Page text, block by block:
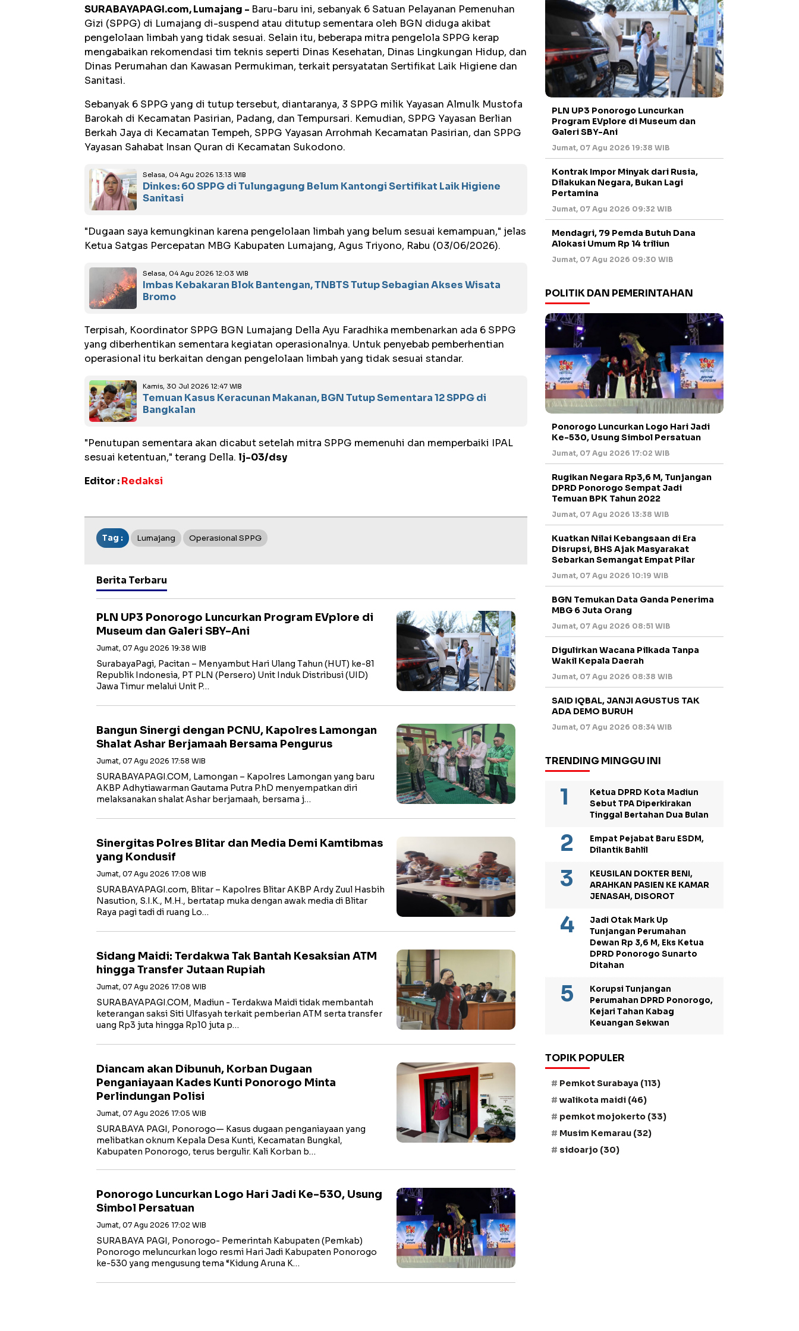
SURABAYAPAGI.com, Lumajang - Baru-baru ini, sebanyak 6 Satuan Pelayanan Pemenuhan
Gizi (SPPG) di Lumajang di-suspend atau ditutup sementara oleh BGN diduga akibat
pengelolaan limbah yang tidak sesuai. Selain itu, beberapa mitra pengelola SPPG kerap
mengabaikan rekomendasi tim teknis seperti Dinas Kesehatan, Dinas Lingkungan Hidup, dan
Dinas Perumahan dan Kawasan Permukiman, terkait persyatatan Sertifikat Laik Higiene dan
Sanitasi.
Sebanyak 6 SPPG yang di tutup tersebut, diantaranya, 3 SPPG milik Yayasan Almulk Mustofa
Barokah di Kecamatan Pasirian, Padang, dan Tempursari. Kemudian, SPPG Yayasan Berlian
Berkah Jaya di Kecamatan Tempeh, SPPG Yayasan Arrohmah Kecamatan Pasirian, dan SPPG
Yayasan Sahabat Insan Quran di Kecamatan Sukodono.
Selasa, 04 Agu 2026 13:13 WIB
Dinkes: 60 SPPG di Tulungagung Belum Kantongi Sertifikat Laik Higiene
Sanitasi
"Dugaan saya kemungkinan karena pengelolaan limbah yang belum sesuai kemampuan," jelas
Ketua Satgas Percepatan MBG Kabupaten Lumajang, Agus Triyono, Rabu (03/06/2026).
Selasa, 04 Agu 2026 12:03 WIB
Imbas Kebakaran Blok Bantengan, TNBTS Tutup Sebagian Akses Wisata
Bromo
Terpisah, Koordinator SPPG BGN Lumajang Della Ayu Faradhika membenarkan ada 6 SPPG
yang diberhentikan sementara kegiatan operasionalnya. Untuk penyebab pemberhentian
operasional itu berkaitan dengan pengelolaan limbah yang tidak sesuai standar.
Kamis, 30 Jul 2026 12:47 WIB
Temuan Kasus Keracunan Makanan, BGN Tutup Sementara 12 SPPG di
Bangkalan
"Penutupan sementara akan dicabut setelah mitra SPPG memenuhi dan memperbaiki IPAL
sesuai ketentuan," terang Della. lj-03/dsy
Editor :Redaksi
Tag : Lumajang Operasional SPPG
Berita Terbaru
PLN UP3 Ponorogo Luncurkan Program EVplore di
Museum dan Galeri SBY-Ani
Jumat, 07 Agu 2026 19:38 WIB
SurabayaPagi, Pacitan – Menyambut Hari Ulang Tahun (HUT) ke-81
Republik Indonesia, PT PLN (Persero) Unit Induk Distribusi (UID)
Jawa Timur melalui Unit P…
Bangun Sinergi dengan PCNU, Kapolres Lamongan
Shalat Ashar Berjamaah Bersama Pengurus
Jumat, 07 Agu 2026 17:58 WIB
SURABAYAPAGI.COM, Lamongan – Kapolres Lamongan yang baru
AKBP Adhytiawarman Gautama Putra P.hD menyempatkan diri
melaksanakan shalat Ashar berjamaah, bersama j…
Sinergitas Polres Blitar dan Media Demi Kamtibmas
yang Kondusif
Jumat, 07 Agu 2026 17:08 WIB
SURABAYAPAGI.com, Blitar – Kapolres Blitar AKBP Ardy Zuul Hasbih
Nasution, S.I.K., M.H., bertatap muka dengan awak media di Blitar
Raya pagi tadi di ruang Lo…
Sidang Maidi: Terdakwa Tak Bantah Kesaksian ATM
hingga Transfer Jutaan Rupiah
Jumat, 07 Agu 2026 17:08 WIB
‎SURABAYAPAGI.COM, Madiun - Terdakwa Maidi tidak membantah
keterangan saksi Siti Ulfasyah terkait pemberian ATM serta transfer
uang Rp3 juta hingga Rp10 juta p…
Diancam akan Dibunuh, Korban Dugaan
Penganiayaan Kades Kunti Ponorogo Minta
Perlindungan Polisi
Jumat, 07 Agu 2026 17:05 WIB
SURABAYA PAGI, Ponorogo— Kasus dugaan penganiayaan yang
melibatkan oknum Kepala Desa Kunti, Kecamatan Bungkal,
Kabupaten Ponorogo, terus bergulir. Kali Korban b…
Ponorogo Luncurkan Logo Hari Jadi Ke-530, Usung
Simbol Persatuan
Jumat, 07 Agu 2026 17:02 WIB
SURABAYA PAGI, Ponorogo- Pemerintah Kabupaten (Pemkab)
Ponorogo meluncurkan logo resmi Hari Jadi Kabupaten Ponorogo
ke-530 yang mengusung tema “Kidung Aruna K…
PLN UP3 Ponorogo Luncurkan
Program EVplore di Museum dan
Galeri SBY-Ani
Jumat, 07 Agu 2026 19:38 WIB
Kontrak Impor Minyak dari Rusia,
Dilakukan Negara, Bukan Lagi
Pertamina
Jumat, 07 Agu 2026 09:32 WIB
Mendagri, 79 Pemda Butuh Dana
Alokasi Umum Rp 14 triliun
Jumat, 07 Agu 2026 09:30 WIB
POLITIK DAN PEMERINTAHAN
Ponorogo Luncurkan Logo Hari Jadi
Ke-530, Usung Simbol Persatuan
Jumat, 07 Agu 2026 17:02 WIB
Rugikan Negara Rp3,6 M, Tunjangan
DPRD Ponorogo Sempat Jadi
Temuan BPK Tahun 2022
Jumat, 07 Agu 2026 13:38 WIB
Kuatkan Nilai Kebangsaan di Era
Disrupsi, BHS Ajak Masyarakat
Sebarkan Semangat Empat Pilar
Jumat, 07 Agu 2026 10:19 WIB
BGN Temukan Data Ganda Penerima
MBG 6 Juta Orang
Jumat, 07 Agu 2026 08:51 WIB
Digulirkan Wacana Pilkada Tanpa
Wakil Kepala Daerah
Jumat, 07 Agu 2026 08:38 WIB
SAID IQBAL, JANJI AGUSTUS TAK
ADA DEMO BURUH
Jumat, 07 Agu 2026 08:34 WIB
TRENDING MINGGU INI
Ketua DPRD Kota Madiun
Sebut TPA Diperkirakan
Tinggal Bertahan Dua Bulan
Empat Pejabat Baru ESDM,
Dilantik Bahlil
KEUSILAN DOKTER BENI,
ARAHKAN PASIEN KE KAMAR
JENASAH, DISOROT
Jadi Otak Mark Up
Tunjangan Perumahan
Dewan Rp 3,6 M, Eks Ketua
DPRD Ponorogo Sunarto
Ditahan
Korupsi Tunjangan
Perumahan DPRD Ponorogo,
Kejari Tahan Kabag
Keuangan Sekwan
TOPIK POPULER
Pemkot Surabaya (113)
walikota maidi (46)
pemkot mojokerto (33)
Musim Kemarau (32)
sidoarjo (30)